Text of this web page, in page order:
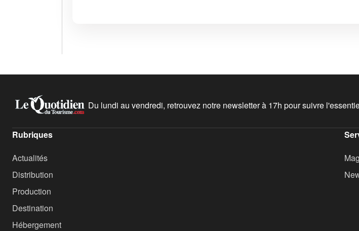
Du lundi au vendredi, retrouvez notre newsletter à 17h pour suivre
Rubriques
Actualités
Distribution
Production
Destination
Hébergement